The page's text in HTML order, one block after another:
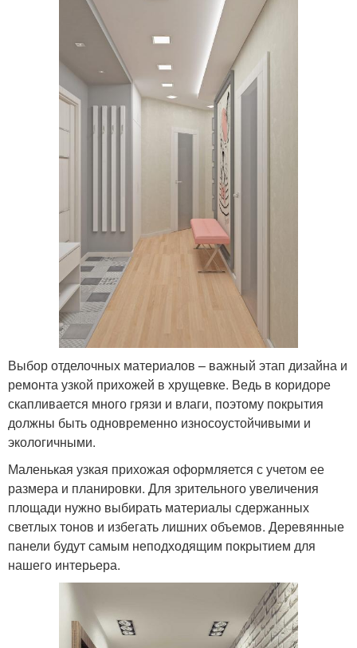
Выбор отделочных материалов – важный этап дизайна и
ремонта узкой прихожей в хрущевке. Ведь в коридоре
скапливается много грязи и влаги, поэтому покрытия
должны быть одновременно износоустойчивыми и
экологичными.
Маленькая узкая прихожая оформляется с учетом ее
размера и планировки. Для зрительного увеличения
площади нужно выбирать материалы сдержанных
светлых тонов и избегать лишних объемов. Деревянные
панели будут самым неподходящим покрытием для
нашего интерьера.